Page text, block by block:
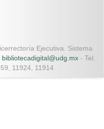
Ejecutiva. Sistema
bibliotecadigital@udg.mx - Tel.
11924, 11914